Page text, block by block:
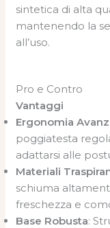
sintetica di alta
mantenendo la
all’uso.
Pro e Contro
Vantaggi
Ergonomia
poggiatesta
adattarsi alle
Materiali
schiuma
freschezza e
Base Robusta: